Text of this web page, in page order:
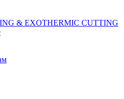
& EXOTHERMIC CUTTING